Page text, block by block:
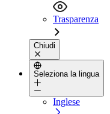
Trasparenza
Chiudi
Seleziona la lingua
Inglese